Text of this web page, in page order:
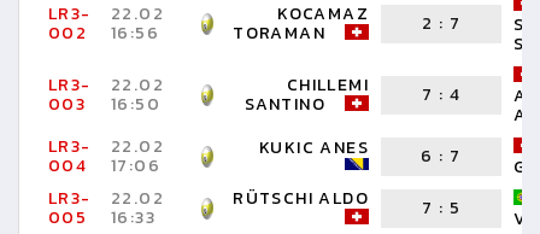
LR3-
002
22.02
16:56
KOCAMAZ
TORAMAN 2 : 7
LR3-
003
22.02
16:50
CHILLEMI
SANTINO 7 : 4
LR3-
004
22.02
17:06
KUKIC ANES 6 : 7
LR3-
005
22.02
16:33
RÜTSCHI ALDO 7 : 5